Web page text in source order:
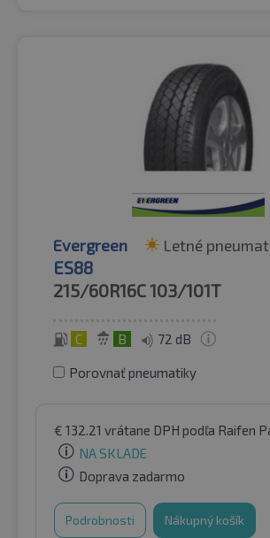
Evergreen Letné
ES88
215/60R16C103/101T
C B 72 dB
Porovnať pneumatiky
€ 132.21 vrátane DPH podľa Raifen
NA SKLADE
Doprava zadarmo
Podrobnosti Nákupný košík